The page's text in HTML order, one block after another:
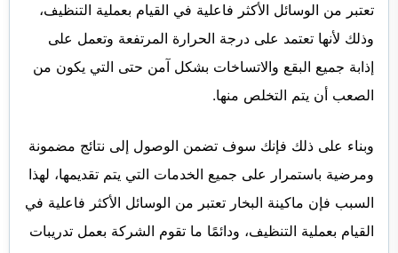
تعتبر من الوسائل الأكثر فاعلية في القيام بعملية التنظيف،
وذلك لأنها تعتمد على درجة الحرارة المرتفعة وتعمل على
إذابة جميع البقع والاتساخات بشكل آمن حتى التي يكون من
الصعب أن يتم التخلص منها.
وبناء على ذلك فإنك سوف تضمن الوصول إلى نتائج مضمونة
ومرضية باستمرار على جميع الخدمات التي يتم تقديمها، لهذا
السبب فإن ماكينة البخار تعتبر من الوسائل الأكثر فاعلية في
القيام بعملية التنظيف، ودائمًا ما تقوم الشركة بعمل تدريبات